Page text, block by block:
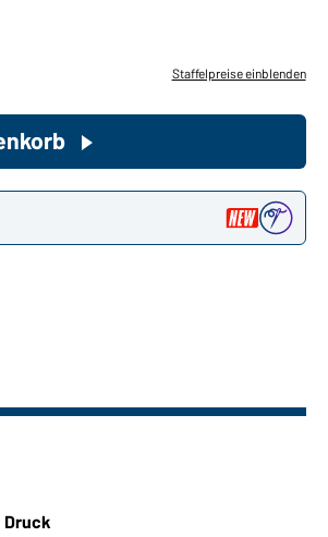
Bedarf einkaufen?
Hier geht's zu unserem
Endkundenshop
Staffelpreise einblenden
Druck